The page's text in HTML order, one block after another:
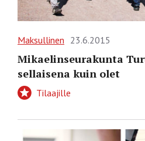
Maksullinen 23.6.2015
Mikaelinseurakunta
sellaisena kuin olet
Tilaajille